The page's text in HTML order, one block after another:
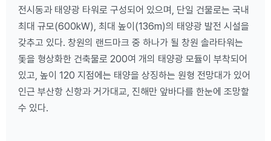
전시동과 태양광 타워로 구성되어 있으며, 단일 건물로는 국내
최대 규모(600kW), 최대 높이(136m)의 태양광 발전 시설을
갖추고 있다. 창원의 랜드마크 중 하나가 될 창원 솔라타워는
돛을 형상화한 건축물로 200여 개의 태양광 모듈이 부착되어
있고, 높이 120 지점에는 태양을 상징하는 원형 전망대가 있어
인근 부산항 신항과 거가대교, 진해만 앞바다를 한눈에 조망할
수 있다.